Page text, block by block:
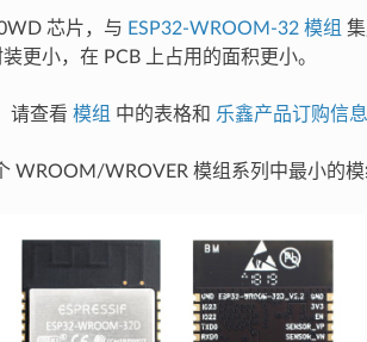
芯片，与 ESP32-WROOM-32 模组
更小，在 PCB 上占用的面积更小。
请查看 模组 中的表格和 乐鑫产品订购信息
WROOM/WROVER 模组系列中最小的模